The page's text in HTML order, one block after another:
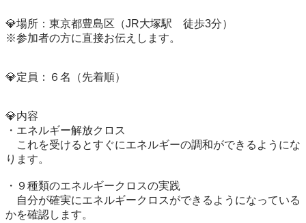
💎場所：東京都豊島区（JR大塚駅　徒歩3分）
※参加者の方に直接お伝えします。
💎定員：６名（先着順）
💎内容
・エネルギー解放クロス
これを受けるとすぐにエネルギーの調和ができるようにな
ります。
・９種類のエネルギークロスの実践
自分が確実にエネルギークロスができるようになっている
かを確認します。